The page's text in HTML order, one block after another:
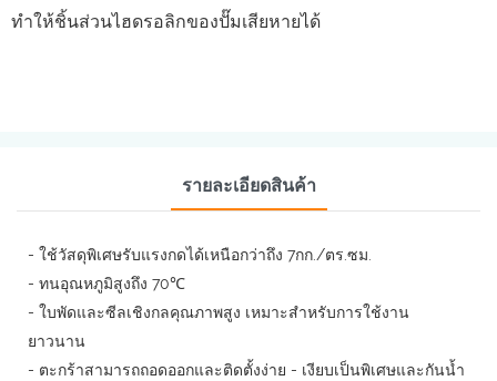
ทำให้ชิ้นส่วนไฮดรอลิกของปั๊มเสียหายได้
รายละเอียดสินค้า
- ใช้วัสดุพิเศษรับแรงกดได้เหนือกว่าถึง 7กก./ตร.ซม.
- ทนอุณหภูมิสูงถึง 70℃
- ใบพัดและซีลเชิงกลคุณภาพสูง เหมาะสำหรับการใช้งาน
ยาวนาน
- ตะกร้าสามารถถอดออกและติดตั้งง่าย - เงียบเป็นพิเศษและกันน้ำ